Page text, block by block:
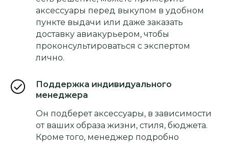
аксессуары перед выкупом в удобном
пункте выдачи или даже заказать
доставку авиакурьером, чтобы
проконсультироваться с экспертом
лично.
Поддержка индивидуального
менеджера
Он подберет аксессуары, в зависимости
от ваших образа жизни, стиля, бюджета.
Кроме того, менеджер подробно